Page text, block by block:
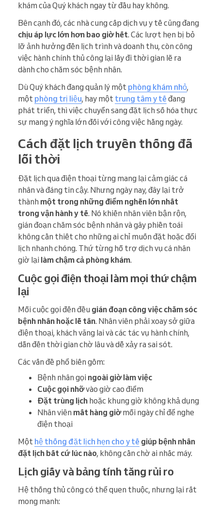
khám của Quý khách ngay từ đầu hay không.
Bên cạnh đó, các nhà cung cấp dịch vụ y tế cũng đang
chịu áp lực lớn hơn bao giờ hết. Các lượt hẹn bị bỏ
lỡ ảnh hưởng đến lịch trình và doanh thu, còn công
việc hành chính thủ công lại lấy đi thời gian lẽ ra
dành cho chăm sóc bệnh nhân.
Dù Quý khách đang quản lý một phòng khám nhỏ,
một phòng trị liệu, hay một trung tâm y tế đang
phát triển, thì việc chuyển sang đặt lịch số hóa thực
sự mang ý nghĩa lớn đối với công việc hằng ngày.
Cách đặt lịch truyền thống đã
lỗi thời
Đặt lịch qua điện thoại từng mang lại cảm giác cá
nhân và đáng tin cậy. Nhưng ngày nay, đây lại trở
thành một trong những điểm nghẽn lớn nhất
trong vận hành y tế. Nó khiến nhân viên bận rộn,
gián đoạn chăm sóc bệnh nhân và gây phiền toái
không cần thiết cho những ai chỉ muốn đặt hoặc đổi
lịch nhanh chóng. Thứ từng hỗ trợ dịch vụ cá nhân
giờ lại làm chậm cả phòng khám.
Cuộc gọi điện thoại làm mọi thứ chậm
lại
Mỗi cuộc gọi đến đều gián đoạn công việc chăm sóc
bệnh nhân hoặc lễ tân. Nhân viên phải xoay sở giữa
điện thoại, khách vãng lai và các tác vụ hành chính,
dẫn đến thời gian chờ lâu và dễ xảy ra sai sót.
Các vấn đề phổ biến gồm:
Bệnh nhân gọi ngoài giờ làm việc
Cuộc gọi nhỡvào giờ cao điểm
Đặt trùng lịch hoặc khung giờ không khả dụng
Nhân viên mất hàng giờmỗi ngày chỉ để nghe
điện thoại
Một hệ thống đặt lịch hẹn cho y tế giúp bệnh nhân
đặt lịch bất cứ lúc nào, không cần chờ ai nhấc máy.
Lịch giấy và bảng tính tăng rủi ro
Hệ thống thủ công có thể quen thuộc, nhưng lại rất
mong manh: